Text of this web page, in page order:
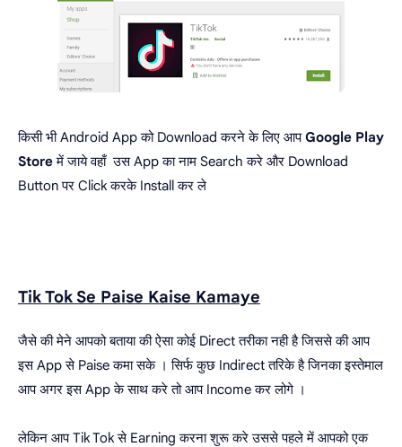
किसी भी Android App को Download करने के लिए आपGoogle Play
Storeमें जाये वहाँ उस App का नाम Search करे और Download
Button पर Click करके Install कर ले
Tik Tok Se Paise Kaise Kamaye
जैसे की मेने आपको बताया की ऐसा कोई Direct तरीका नही है जिससे की आप
इस App से Paise कमा सके । सिर्फ कुछ Indirect तरिके है जिनका इस्तेमाल
आप अगर इस App के साथ करे तो आप Income कर लोगे ।
लेकिन आप Tik Tok से Earning करना शुरू करे उससे पहले में आपको एक